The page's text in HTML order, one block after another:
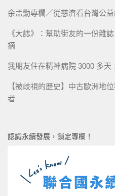
余孟勳專欄／從慈濟看台灣公
《大誌》：幫助街友的一份雜
摘
我朋友住在精神病院 3000 多
【被歧視的歷史】中古歐洲地
者
認識永續發展，鎖定專欄！